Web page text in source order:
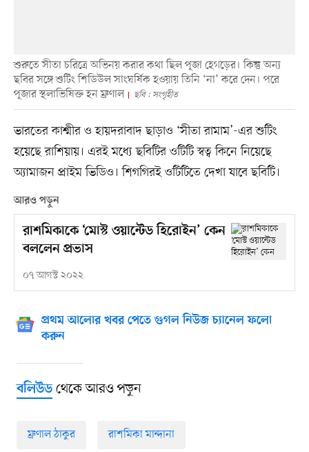
শুরুতে সীতা চরিত্রে অভিনয় করার কথা ছিল পূজা হেগড়ের। কিন্তু অন্য
ছবির সঙ্গে শুটিং শিডিউল সাংঘর্ষিক হওয়ায় তিনি ‘না’ করে দেন। পরে
পূজার স্থলাভিষিক্ত হন ম্রুণাল
ছবি : সংগৃহীত
ভারতের কাশ্মীর ও হায়দরাবাদ ছাড়াও ‘সীতা রামাম’-এর শুটিং
হয়েছে রাশিয়ায়। এরই মধ্যে ছবিটির ওটিটি স্বত্ব কিনে নিয়েছে
অ্যামাজন প্রাইম ভিডিও। শিগগিরই ওটিটিতে দেখা যাবে ছবিটি।
আরও পড়ুন
রাশমিকাকে ‘মোস্ট ওয়ান্টেড হিরোইন’ কেন
বললেন প্রভাস
০৭ আগস্ট ২০২২
প্রথম আলোর খবর পেতে গুগল নিউজ চ্যানেল ফলো
করুন
বলিউডথেকে আরও পড়ুন
ম্রুণাল ঠাকুর রাশমিকা মান্দানা